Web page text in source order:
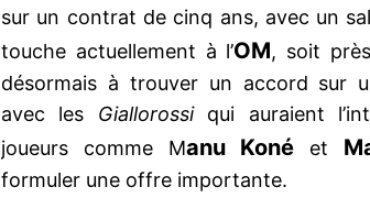
sur un contrat de cinq ans, avec un
touche actuellement à l’OM, soit
désormais à trouver un accord sur
avec les Giallorossi qui auraient
joueurs comme Manu Koné et
formuler une offre importante.